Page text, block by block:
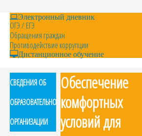
Электронный дневник
ОГЭ / ЕГЭ
Обращения граждан
Противодействие коррупции
Дистанционное обучение
СВЕДЕНИЯ ОБ
ОБРАЗОВАТЕЛЬНОЙ
ОРГАНИЗАЦИИ
Обеспечение
комфортных
условий для